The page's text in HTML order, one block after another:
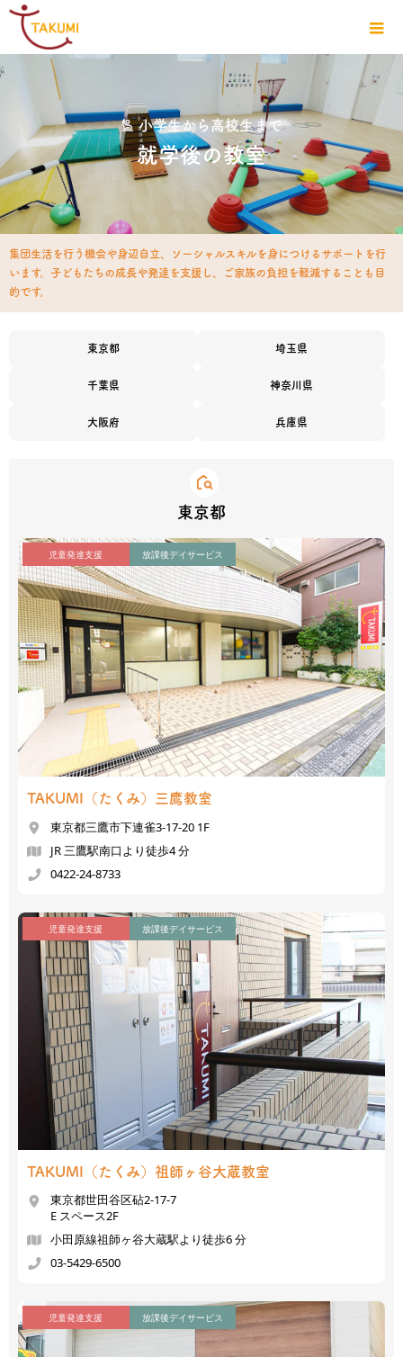
小学生から高校生まで
就学後の教室
集団生活を行う機会や身辺自立、ソーシャルスキルを身につけるサポートを行
います。 子どもたちの成長や発達を支援し、ご家族の負担を軽減することも目
的です。
東京都 埼玉県
千葉県 神奈川県
大阪府 兵庫県
東京都
TAKUMI（たくみ） 三鷹教室
児童発達支援 放課後デイサービス
東京都三鷹市下連雀3-17-20 1F
JR 三鷹駅南口より徒歩4 分
0422-24-8733
TAKUMI（たくみ） 祖師ヶ谷大蔵教室
児童発達支援 放課後デイサービス
東京都世田谷区砧2-17-7
E スペース2F
小田原線祖師ヶ谷大蔵駅より徒歩6 分
03-5429-6500
児童発達支援 放課後デイサービス